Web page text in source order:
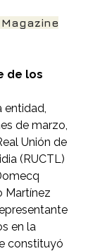
Magazine
de los
entidad,
de marzo,
Unión de
(RUCTL)
Martínez
en la
constituyó